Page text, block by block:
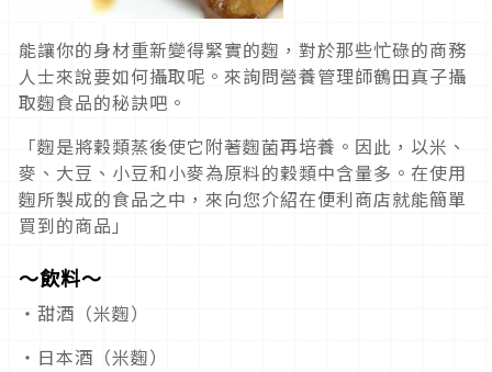
能讓你的身材重新變得緊實的麴，對於那些忙碌的商務
人士來說要如何攝取呢。來詢問營養管理師鶴田真子攝
取麴食品的秘訣吧。
「麴是將穀類蒸後使它附著麴菌再培養。因此，以米、
麥、大豆、小豆和小麥為原料的穀類中含量多。在使用
麴所製成的食品之中，來向您介紹在便利商店就能簡單
買到的商品」
～飲料～
・甜酒（米麴）
・日本酒（米麴）